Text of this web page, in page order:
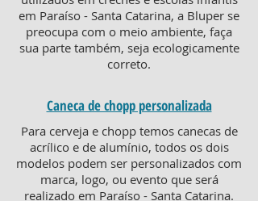
em Paraíso - Santa Catarina, a Bluper se
preocupa com o meio ambiente, faça
sua parte também, seja ecologicamente
correto.
Caneca de chopp personalizada
Para cerveja e chopp temos canecas de
acrílico e de alumínio, todos os dois
modelos podem ser personalizados com
marca, logo, ou evento que será
realizado em Paraíso - Santa Catarina.